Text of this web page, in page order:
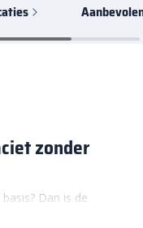
zonder
Dan is de
de ideale oplossing.